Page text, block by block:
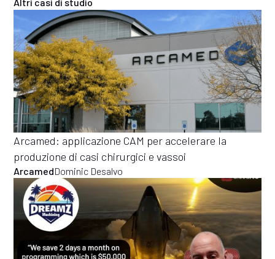
Arcamed: applicazione CAM per accelerare la
produzione di casi chirurgici e vassoi
ArcamedDominic Desalvo